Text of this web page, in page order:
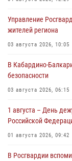
Управление
жителей региона
03 августа 2026, 10:05
В
безопасности
03 августа 2026, 06:15
1 августа – День
Российской
01 августа 2026, 09:42
В Росгвардии